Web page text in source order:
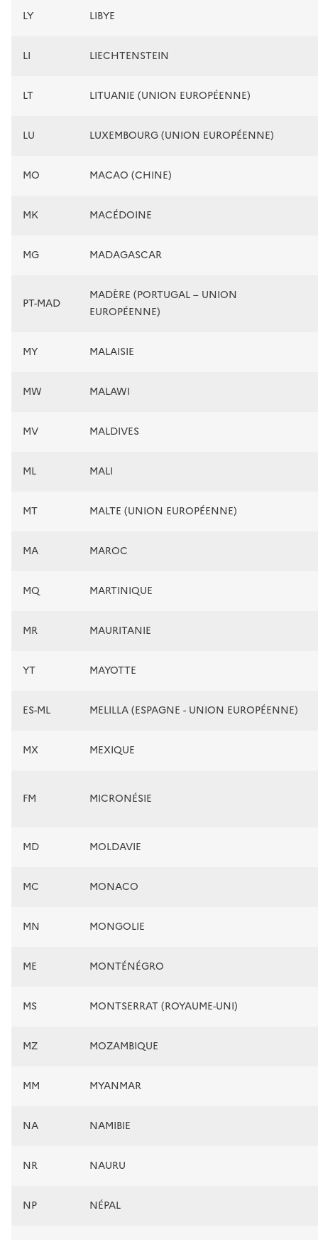
LY LIBYE
LI LIECHTENSTEIN
LT LITUANIE (UNION EUROPÉENNE)
LU LUXEMBOURG (UNION EUROPÉENNE)
MO MACAO (CHINE)
MK MACÉDOINE
MG MADAGASCAR
PT-MAD
MADÈRE (PORTUGAL – UNION
EUROPÉENNE)
MY MALAISIE
MW MALAWI
MV MALDIVES
ML MALI
MT MALTE (UNION EUROPÉENNE)
MA MAROC
MQ MARTINIQUE
MR MAURITANIE
YT MAYOTTE
ES-ML MELILLA (ESPAGNE - UNION EUROPÉENNE)
MX MEXIQUE
FM MICRONÉSIE
MD MOLDAVIE
MC MONACO
MN MONGOLIE
ME MONTÉNÉGRO
MS MONTSERRAT (ROYAUME-UNI)
MZ MOZAMBIQUE
MM MYANMAR
NA NAMIBIE
NR NAURU
NP NÉPAL